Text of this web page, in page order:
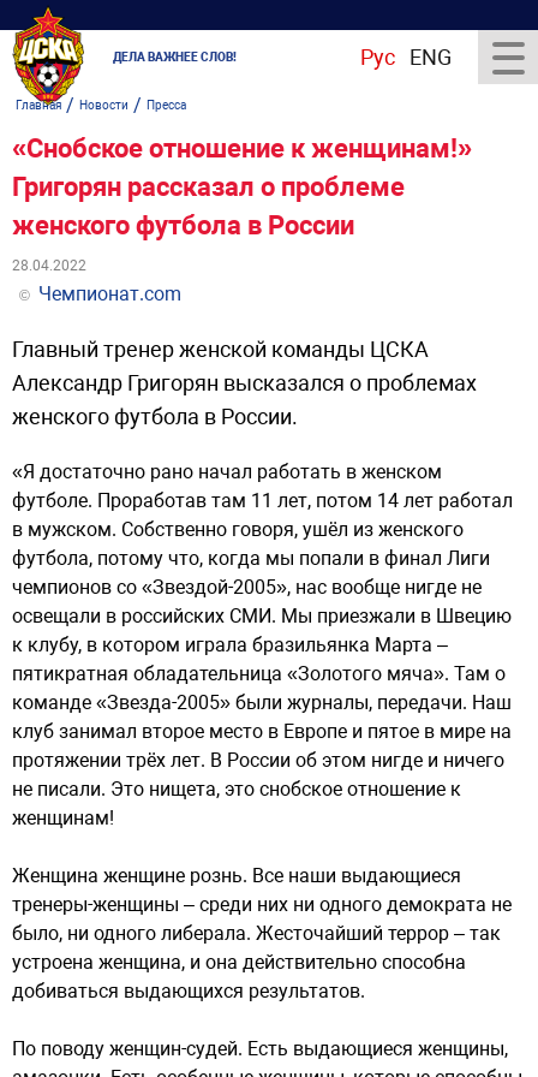
ДЕЛА ВАЖНЕЕ СЛОВ! Рус ENG
Главная/ Новости / Пресса
«Снобское отношение к женщинам!»
Григорян рассказал о проблеме
женского футбола в России
28.04.2022
© Чемпионат.com
Главный тренер женской команды ЦСКА
Александр Григорян высказался о проблемах
женского футбола в России.
«Я достаточно рано начал работать в женском
футболе. Проработав там 11 лет, потом 14 лет работал
в мужском. Собственно говоря, ушёл из женского
футбола, потому что, когда мы попали в финал Лиги
чемпионов со «Звездой-2005», нас вообще нигде не
освещали в российских СМИ. Мы приезжали в Швецию
к клубу, в котором играла бразильянка Марта –
пятикратная обладательница «Золотого мяча». Там о
команде «Звезда-2005» были журналы, передачи. Наш
клуб занимал второе место в Европе и пятое в мире на
протяжении трёх лет. В России об этом нигде и ничего
не писали. Это нищета, это снобское отношение к
женщинам!
Женщина женщине рознь. Все наши выдающиеся
тренеры-женщины – среди них ни одного демократа не
было, ни одного либерала. Жесточайший террор – так
устроена женщина, и она действительно способна
добиваться выдающихся результатов.
По поводу женщин-судей. Есть выдающиеся женщины,